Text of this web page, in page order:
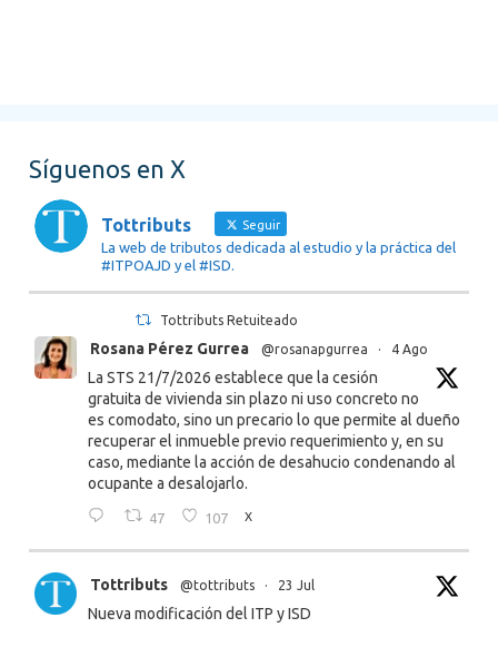
Síguenos en X
Tottributs Seguir
La web de tributos dedicada al estudio y la práctica del
#ITPOAJD y el #ISD.
Tottributs Retuiteado
Rosana Pérez Gurrea @rosanapgurrea · 4 Ago
La STS 21/7/2026 establece que la cesión
gratuita de vivienda sin plazo ni uso concreto no
es comodato, sino un precario lo que permite al dueño
recuperar el inmueble previo requerimiento y, en su
caso, mediante la acción de desahucio condenando al
ocupante a desalojarlo.
47 107 X
Tottributs @tottributs · 23 Jul
Nueva modificación del ITP y ISD